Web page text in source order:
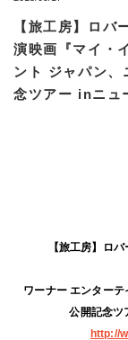
【旅工房】ロバ
演映画『マイ・
ント ジャパン、
念ツアー inニュ
【旅工房】ロ
ワーナー エンター
公開記念ツ
http://